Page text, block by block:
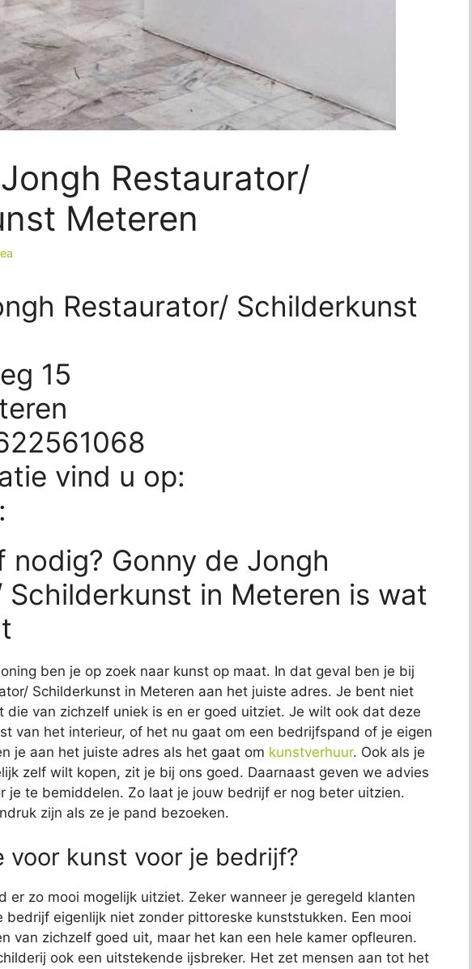
Restaurator/
Meteren
Restaurator/ Schilderkunst
15
vind u op:
nodig? Gonny de Jongh
Schilderkunst in Meteren is wat
ben je op zoek naar kunst op maat. In dat geval ben je bij
Schilderkunst in Meteren aan het juiste adres. Je bent niet
die van zichzelf uniek is en er goed uitziet. Je wilt ook dat deze
van het interieur, of het nu gaat om een bedrijfspand of je eigen
je aan het juiste adres als het gaat om kunstverhuur. Ook als je
zelf wilt kopen, zit je bij ons goed. Daarnaast geven we advies
je te bemiddelen. Zo laat je jouw bedrijf er nog beter uitzien.
zijn als ze je pand bezoeken.
voor kunst voor je bedrijf?
er zo mooi mogelijk uitziet. Zeker wanneer je geregeld klanten
bedrijf eigenlijk niet zonder pittoreske kunststukken. Een mooi
van zichzelf goed uit, maar het kan een hele kamer opfleuren.
ook een uitstekende ijsbreker. Het zet mensen aan tot het